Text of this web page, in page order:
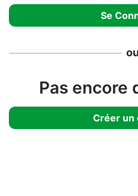
ou
Pas encore
Créer un